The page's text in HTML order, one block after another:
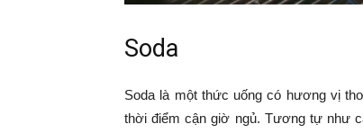
Soda
Soda là một thức uống có hương vị
thời điểm cận giờ ngủ. Tương tự như